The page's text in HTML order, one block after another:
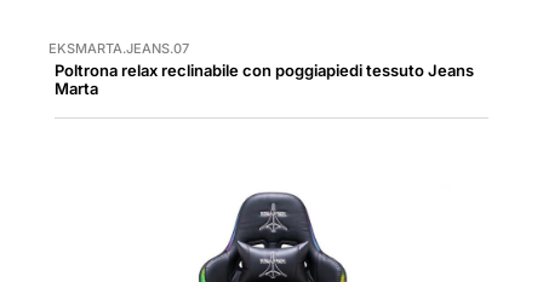
EKSMARTA.JEANS.07
Poltrona relax reclinabile con poggiapiedi tessuto Jeans
Marta